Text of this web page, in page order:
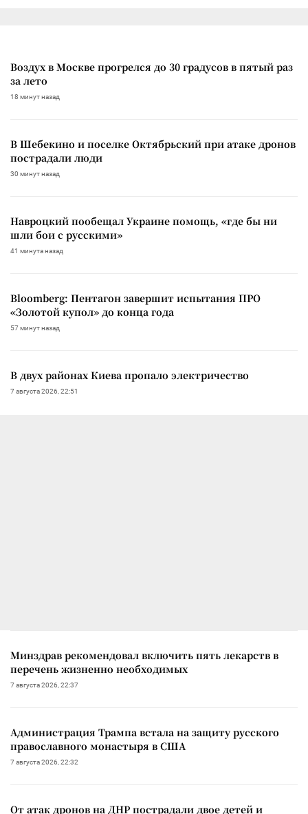
Воздух в Москве прогрелся до 30 градусов в пятый раз
за лето
18 минут назад
В Шебекино и поселке Октябрьский при атаке дронов
пострадали люди
30 минут назад
Навроцкий пообещал Украине помощь, «где бы ни
шли бои с русскими»
41 минута назад
Bloomberg: Пентагон завершит испытания ПРО
«Золотой купол» до конца года
57 минут назад
В двух районах Киева пропало электричество
7 августа 2026, 22:51
Минздрав рекомендовал включить пять лекарств в
перечень жизненно необходимых
7 августа 2026, 22:37
Администрация Трампа встала на защиту русского
православного монастыря в США
7 августа 2026, 22:32
От атак дронов на ДНР пострадали двое детей и